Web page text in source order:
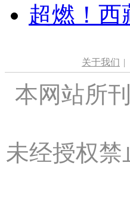
超燃！西
关于我们 |
本网站所
未经授权